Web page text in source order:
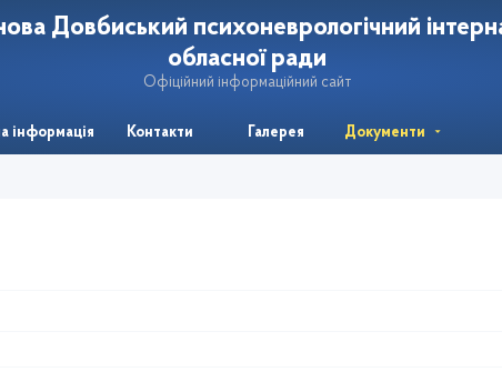
Довбиський психоневрологічний
обласної ради
Офіційний інформаційний сайт
інформація Контакти Галерея Документи